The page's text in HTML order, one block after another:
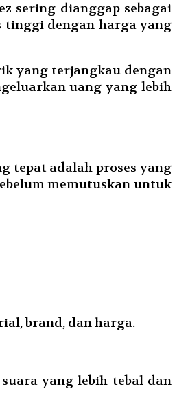
sering dianggap sebagai
dengan harga yang
yang terjangkau dengan
uang yang lebih
tepat adalah proses yang
memutuskan untuk
brand, dan harga.
yang lebih tebal dan